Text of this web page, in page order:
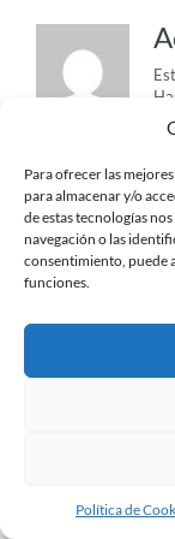
Para ofrecer las
para almacenar y/o
de estas tecnologías
navegación o las
consentimiento, puede
funciones.
Política de